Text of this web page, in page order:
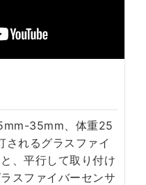
35mm、体重25
れるグラスファイ
、平行して取り付け
スファイバーセンサ